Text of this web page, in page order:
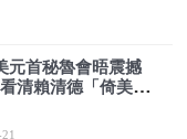
元首秘魯會晤震撼
清賴清德「倚美謀